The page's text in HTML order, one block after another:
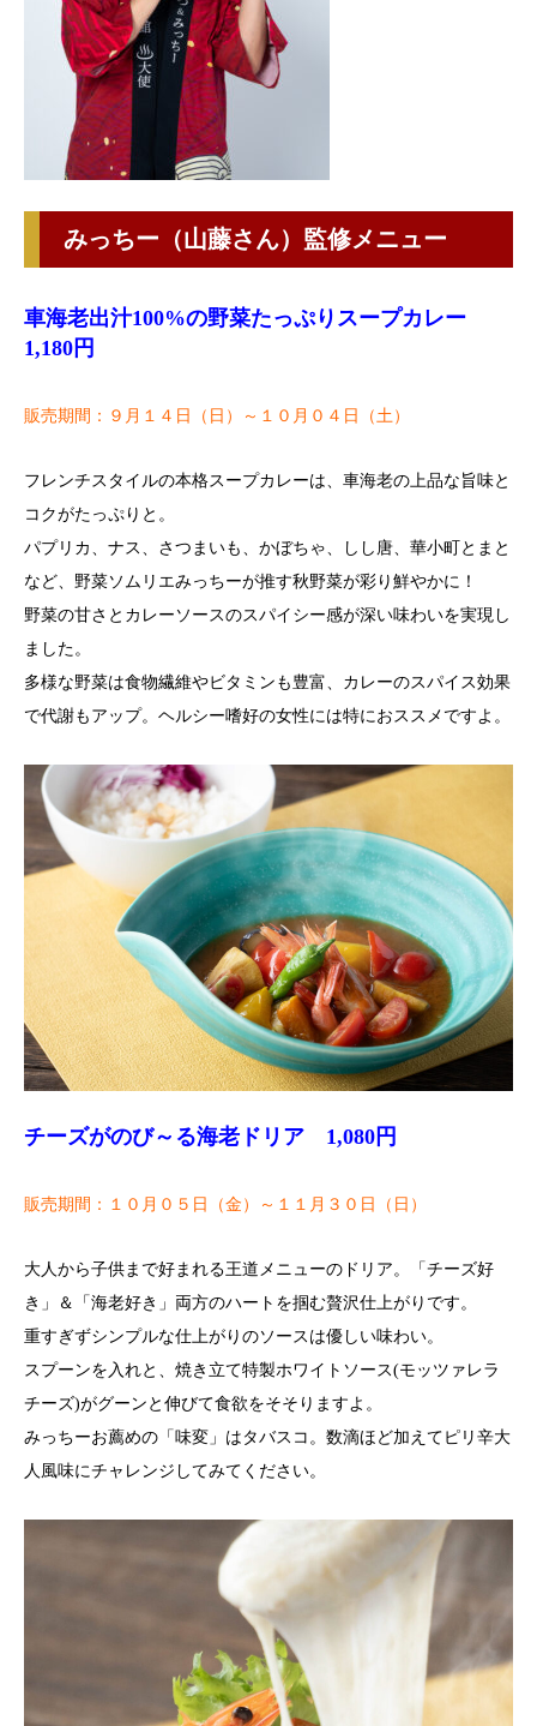
みっちー（山藤さん）監修メニュー
車海老出汁100%の野菜たっぷりスープカレー
1,180円
販売期間：９月１４日（日）～１０月０４日（土）
フレンチスタイルの本格スープカレーは、車海老の上品な旨味と
コクがたっぷりと。
パプリカ、ナス、さつまいも、かぼちゃ、しし唐、華小町とまと
など、野菜ソムリエみっちーが推す秋野菜が彩り鮮やかに！
野菜の甘さとカレーソースのスパイシー感が深い味わいを実現し
ました。
多様な野菜は食物繊維やビタミンも豊富、カレーのスパイス効果
で代謝もアップ。ヘルシー嗜好の女性には特におススメですよ。
チーズがのび～る海老ドリア 1,080円
販売期間：１０月０５日（金）～１１月３０日（日）
大人から子供まで好まれる王道メニューのドリア。「チーズ好
き」＆「海老好き」両方のハートを掴む贅沢仕上がりです。
重すぎずシンプルな仕上がりのソースは優しい味わい。
スプーンを入れと、焼き立て特製ホワイトソース(モッツァレラ
チーズ)がグーンと伸びて食欲をそそりますよ。
みっちーお薦めの「味変」はタバスコ。数滴ほど加えてピリ辛大
人風味にチャレンジしてみてください。